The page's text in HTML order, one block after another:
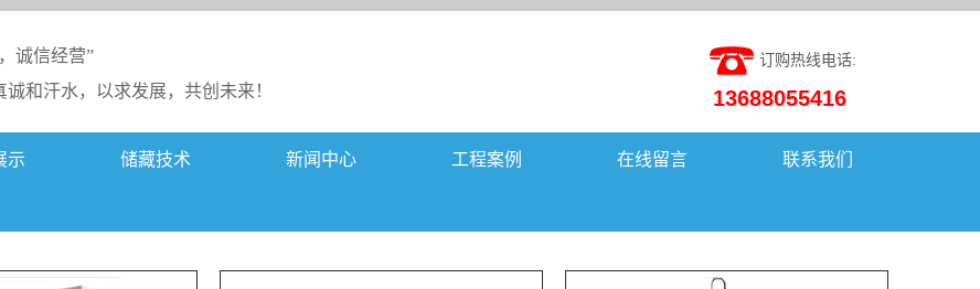
诚信经营”
诚和汗水，以求发展，共创未来！
订购热线电话:
13688055416
示 储藏技术 新闻中心 工程案例 在线留言 联系我们